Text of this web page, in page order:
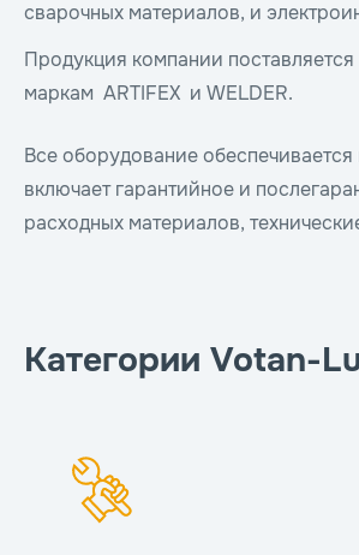
сварочных материалов, и
Продукция компании
маркам ARTIFEX и WELDER.
Все оборудование
включает гарантийное и
расходных материалов,
Категории Votan-